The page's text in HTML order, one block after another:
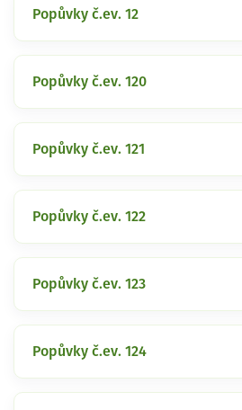
Popůvky č.ev. 12
Popůvky č.ev. 120
Popůvky č.ev. 121
Popůvky č.ev. 122
Popůvky č.ev. 123
Popůvky č.ev. 124